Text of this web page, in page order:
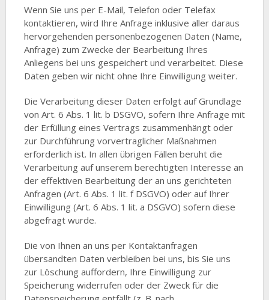
Wenn Sie uns per E-Mail, Telefon oder Telefax
kontaktieren, wird Ihre Anfrage inklusive aller daraus
hervorgehenden personenbezogenen Daten (Name,
Anfrage) zum Zwecke der Bearbeitung Ihres
Anliegens bei uns gespeichert und verarbeitet. Diese
Daten geben wir nicht ohne Ihre Einwilligung weiter.
Die Verarbeitung dieser Daten erfolgt auf Grundlage
von Art. 6 Abs. 1 lit. b DSGVO, sofern Ihre Anfrage mit
der Erfüllung eines Vertrags zusammenhängt oder
zur Durchführung vorvertraglicher Maßnahmen
erforderlich ist. In allen übrigen Fällen beruht die
Verarbeitung auf unserem berechtigten Interesse an
der effektiven Bearbeitung der an uns gerichteten
Anfragen (Art. 6 Abs. 1 lit. f DSGVO) oder auf Ihrer
Einwilligung (Art. 6 Abs. 1 lit. a DSGVO) sofern diese
abgefragt wurde.
Die von Ihnen an uns per Kontaktanfragen
übersandten Daten verbleiben bei uns, bis Sie uns
zur Löschung auffordern, Ihre Einwilligung zur
Speicherung widerrufen oder der Zweck für die